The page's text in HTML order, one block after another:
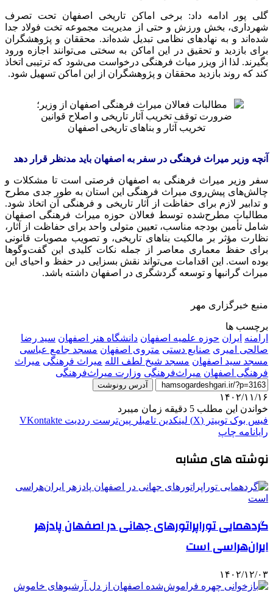
گلی پور ادامه داد: برخی اماکن تاریخی اصفهان تحت تصرف
شهرداری، بخش ورزش و حتی از مدیریت مجموعه تخت فولاد جدا
شده‌اند و به نهادهای نظامی تبدیل شده‌اند. محققان و پژوهشگران
برای بازدید و تحقیق در این اماکن به سختی می‌توانند اجازه ورود
بگیرند. لذا از ویزر میاث فرهنگی درخواست می‌شود که ترتیبی اتخاذ
کند که روند بازدید محققان و پژوهشگران از این اماکن تسهیل شود.
تخریب آثار و بناهای تاریخی اصفهان
آنچه وزیر میراث فرهنگی در سفر به اصفهان باید مدنظر قرار دهد
سفر وزیر میراث فرهنگی به اصفهان فرصتی است تا مشکلات و
چالش‌های پیش‌روی میراث فرهنگی این استان به طور جدی مطرح
و تدابیر لازم برای حفاظت از آثار تاریخی و فرهنگی آن اتخاذ شود.
مطالبات مطرح‌شده توسط فعالان حوزه میراث فرهنگی اصفهان
شامل تأمین بودجه مناسب، تعیین متولی واحد برای حفاظت از آثار،
نظارت مؤثر بر مالکیت بناهای تاریخی، و تصویب مصوبات قانونی
برای حفظ معماری معاصر از جمله نکات کلیدی این گفت‌وگوها
بوده است. این اقدامات می‌تواند نقش بسزایی در حفظ و احیای این
میراث گرانبها و توسعه گردشگری در اصفهان داشته باشد.
منبع خبرگزاری مهر
برچسب ها
ارامنه ایران حوزه علمیه اصفهان دانشگاه هنر اصفهان سید رضا
صالحی امیری صنایع دستی متروی اصفهان مسجد جامع عباسی
مسجد سید اصفهان مسجد شیخ لطف الله میراث فرهنگی میراث
فرهنگی اصفهان میراث‌فرهنگی وزارت میراث‌فرهنگی
آدرس رونوشت
۱۴۰۲/۱۱/۱۶
خواندن این مطلب 5 دقیقه زمان میبرد
فیس بوک توییتر (X) لینکدین ‫تامبلر ‫پین‌ترست ‫رددیت ‫VKontakte
رایانامه چاپ
نوشته های مشابه
گردهمایی توراپراتورهای جهانی در اصفهان پادزهر
ایران‌هراسی است
۱۴۰۲/۱۲/۰۳